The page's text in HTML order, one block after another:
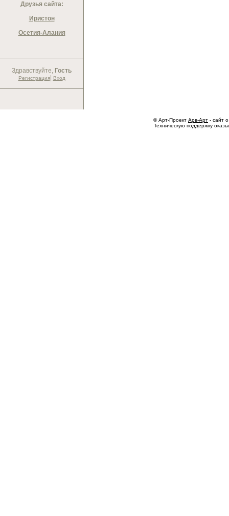
Друзья сайта:
Иристон
Осетия-Алания
Здравствуйте, Гость
Регистрация| Вход
© Арт-Проект Арв-Арт - сайт
Техническую поддержку